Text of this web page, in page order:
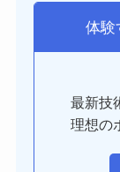
体験
最新技
理想の